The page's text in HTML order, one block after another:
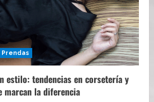
estilo: tendencias en corsetería y
marcan la diferencia